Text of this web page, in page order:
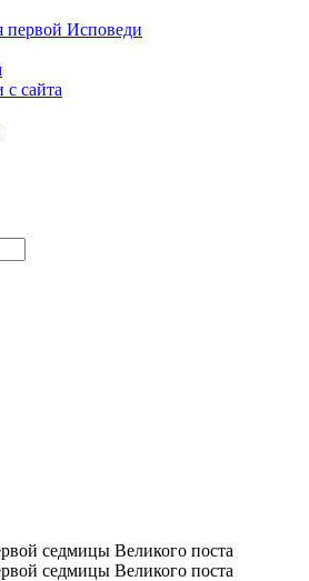
первой Исповеди
сайта
седмицы Великого поста
седмицы Великого поста